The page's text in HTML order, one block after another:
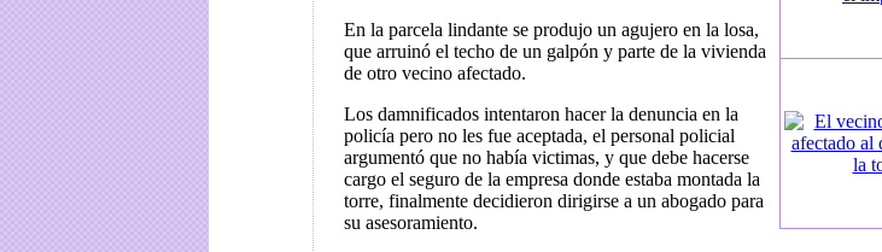
En la parcela lindante se produjo un agujero en la losa,
que arruinó el techo de un galpón y parte de la vivienda
de otro vecino afectado.
Los damnificados intentaron hacer la denuncia en la
policía pero no les fue aceptada, el personal policial
argumentó que no había victimas, y que debe hacerse
cargo el seguro de la empresa donde estaba montada la
torre, finalmente decidieron dirigirse a un abogado para
su asesoramiento.